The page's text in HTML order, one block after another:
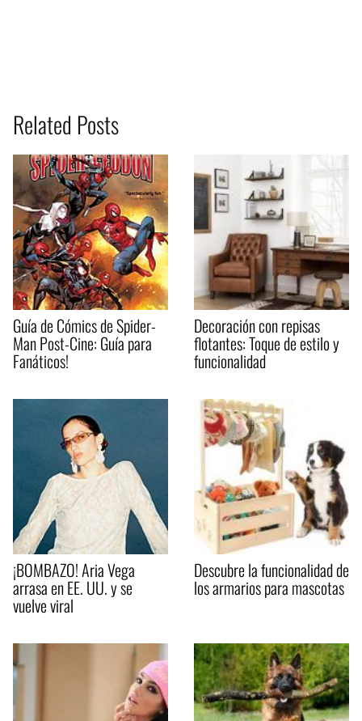
Related Posts
Guía de Cómics de Spider-
Man Post-Cine: Guía para
Fanáticos!
Decoración con repisas
flotantes: Toque de estilo y
funcionalidad
¡BOMBAZO! Aria Vega
arrasa en EE. UU. y se
vuelve viral
Descubre la funcionalidad de
los armarios para mascotas